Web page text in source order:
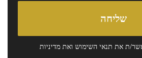
ת את תנאי השימוש ואת מדיניות